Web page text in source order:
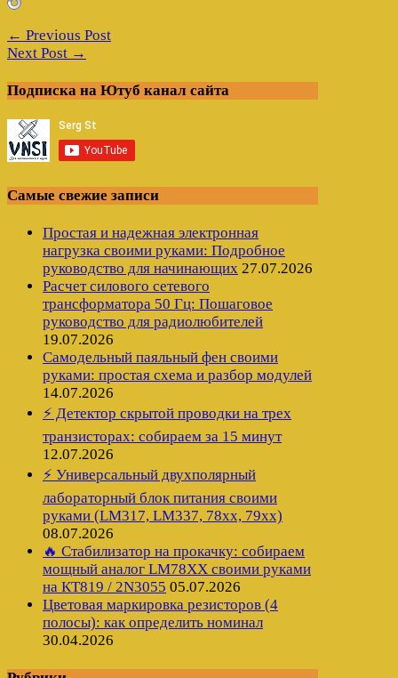
← Previous Post
Next Post →
Подписка на Ютуб канал сайта
Самые свежие записи
Простая и надежная электронная
нагрузка своими руками: Подробное
руководство для начинающих 27.07.2026
Расчет силового сетевого
трансформатора 50 Гц: Пошаговое
руководство для радиолюбителей
19.07.2026
Самодельный паяльный фен своими
руками: простая схема и разбор модулей
14.07.2026
⚡ Детектор скрытой проводки на трех
транзисторах: собираем за 15 минут
12.07.2026
⚡ Универсальный двухполярный
лабораторный блок питания своими
руками (LM317, LM337, 78xx, 79xx)
08.07.2026
🔥 Стабилизатор на прокачку: собираем
мощный аналог LM78XX своими руками
на КТ819 / 2N3055 05.07.2026
Цветовая маркировка резисторов (4
полосы): как определить номинал
30.04.2026